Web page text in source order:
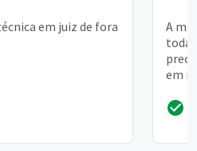
em juiz de fora
A
toda
em